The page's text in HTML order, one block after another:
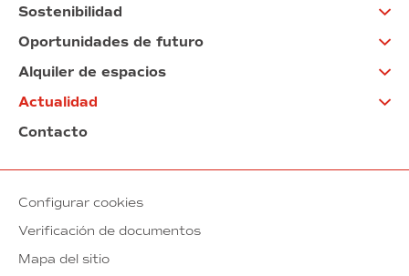
Sostenibilidad
Oportunidades de futuro
Alquiler de espacios
Actualidad
Contacto
Configurar cookies
Verificación de documentos
Mapa del sitio